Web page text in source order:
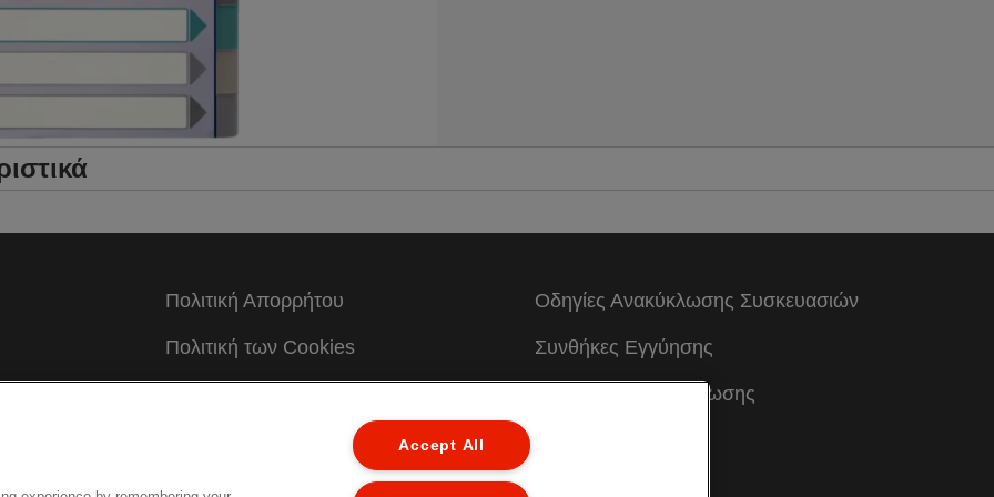
Πολιτική Απορρήτου
Πολιτική των Cookies
Διαχείριση Των Δεδομένων Μου
Οδηγίες Ανακύκλωσης Συσκευασιών
Συνθήκες Eγγύησης
Δηλώσεις συμμόρφωσης
Accept All